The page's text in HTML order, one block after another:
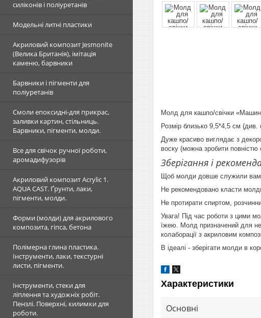
силіконів і поліуретанів
Модельні литні пластики
Акриловий композит Jesmonite
(Велика Британія), імітація
каменю, барвники
Барвники і пігменти для
поліуретанів
Смоли епоксидні-для прикрас,
заливки картин, стільниць.
Барвники, пігменти, молди.
Все для свічок ручної роботи,
аромадифузорів
Акриловий композит Acrylic 1.
AQUA CAST. Ґрунти, лаки,
пігменти, молди.
Форми (молди) для акрилового
композита, гіпса, бетона
Полімерна глина пластика.
Інструменти, лаки, текстурні
листи, пігменти.
Інструменти, стеки для
ліплення та художніх робіт.
Пензлі. Поверхні, килимки для
роботи.
Молд для кашпо/свічки
Розмір близько 9,5*4,5 см (див.
Дуже красиво виглядає з
воску (можна зробити повністю
Зберігання і
Щоб молди довше служили вам
Не рекомендовано класти
Не протирати спиртом,
Увага! Під час роботи з цими
їжею. Молд призначений для
колаборації з акриловим
В ідеалі - зберігати молди в
Характеристики
Основні